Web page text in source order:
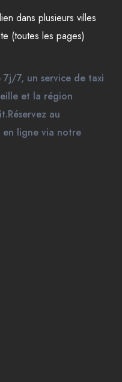
dans plusieurs villes
(toutes les pages)
7j/7, un service de taxi
et la région
au
ligne via notre